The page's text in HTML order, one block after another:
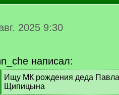
2025 9:30
написал:
[
q
Ищу МК рождения деда
Щипицына